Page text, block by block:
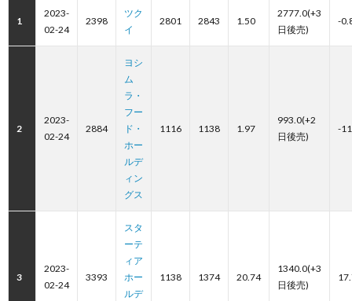
1
2023-
02-24
2398
ツク
イ
2801 2843 1.50
2777.0(+3
日後売)
-
2
2023-
02-24
2884
ヨシ
ム
ラ・
フー
ド・
ホー
ルデ
ィン
グス
1116 1138 1.97
993.0(+2
日後売)
-
3
2023-
02-24
3393
スタ
ーテ
ィア
ホー
ルデ
1138 1374 20.74
1340.0(+3
日後売)